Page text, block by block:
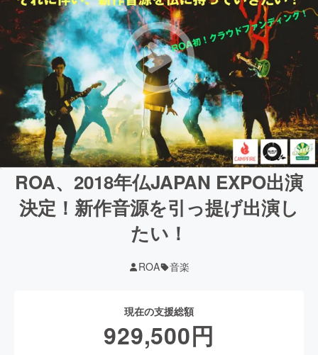
ROA、2018年仏JAPAN EXPO出演
決定！新作音源を引っ提げ出演し
たい！
ROA 音楽
現在の支援総額
929,500円